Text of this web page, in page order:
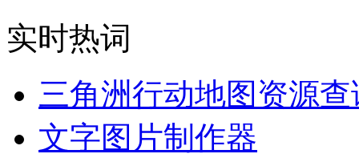
实时热词
三角洲行动地图资源
文字图片制作器